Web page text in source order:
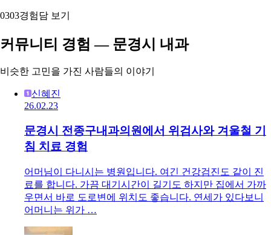
0303경험담 보기
커뮤니티 경험 — 문경시 내과
비슷한 고민을 가진 사람들의 이야기
신혜진
26.02.23
문경시 전종구내과의원에서 위검사와 겨울철 기
침 치료 경험
어머님이 다니시는 병원입니다. 여긴 건강검진도 같이 진
료를 합니다. 가끔 대기시간이 길기도 하지만 집에서 가까
우면서 바로 도로변에 위치도 좋습니다. 연세가 있다보니
어머니는 위가 …